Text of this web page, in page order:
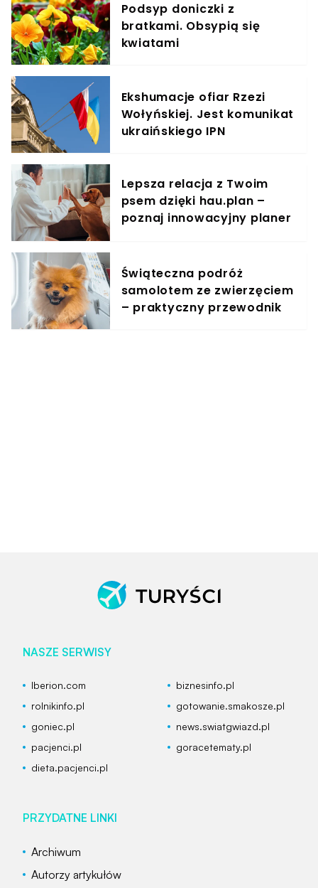
Podsyp doniczki z
bratkami. Obsypią się
kwiatami
Ekshumacje ofiar Rzezi
Wołyńskiej. Jest komunikat
ukraińskiego IPN
Lepsza relacja z Twoim
psem dzięki hau.plan –
poznaj innowacyjny planer
Świąteczna podróż
samolotem ze zwierzęciem
– praktyczny przewodnik
NASZE SERWISY
Iberion.com
biznesinfo.pl
rolnikinfo.pl
gotowanie.smakosze.pl
goniec.pl
news.swiatgwiazd.pl
pacjenci.pl
goracetematy.pl
dieta.pacjenci.pl
PRZYDATNE LINKI
Archiwum
Autorzy artykułów